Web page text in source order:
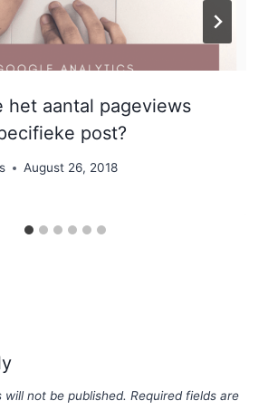
het aantal pageviews
post?
August 26, 2018
will not be published. Required fields are